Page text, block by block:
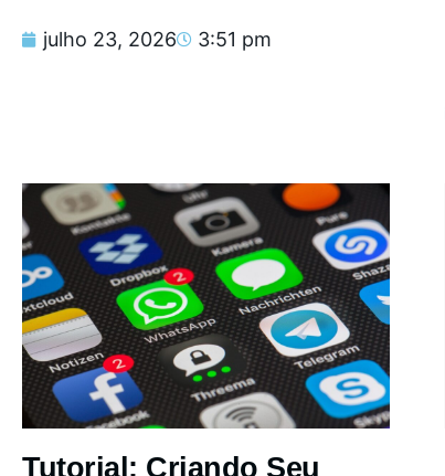
julho 23, 2026 3:51 pm
Tutorial: Criando Seu